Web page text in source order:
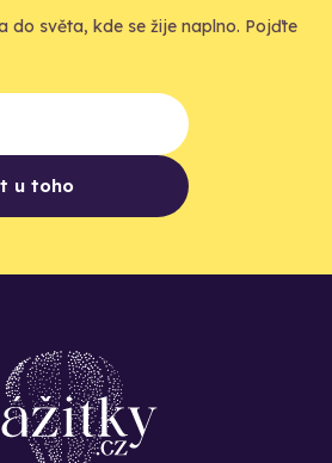
do světa, kde se žije naplno. Pojďte
u toho